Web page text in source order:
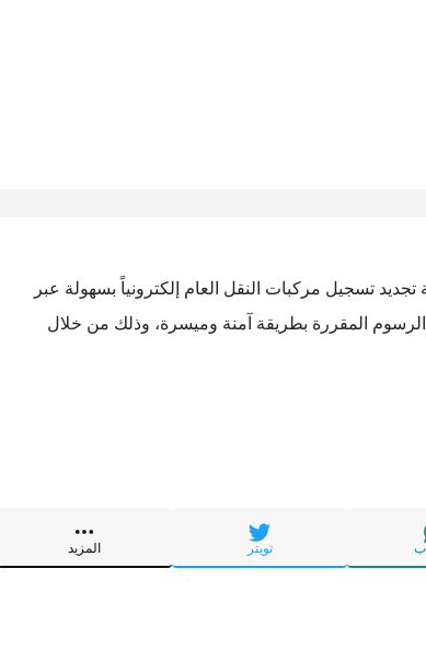
تجديد تسجيل مركبات النقل العام إلكترونياً بسهولة عبر
الرسوم المقررة بطريقة آمنة وميسرة، وذلك من خلال
تويتر المزيد